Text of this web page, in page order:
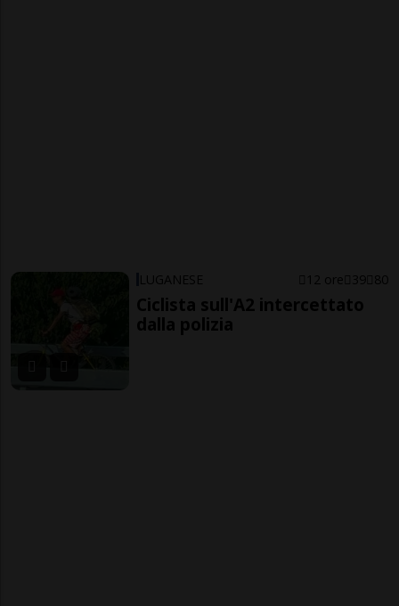
LUGANESE 12 ore 39 80
Ciclista sull'A2 intercettato
dalla polizia